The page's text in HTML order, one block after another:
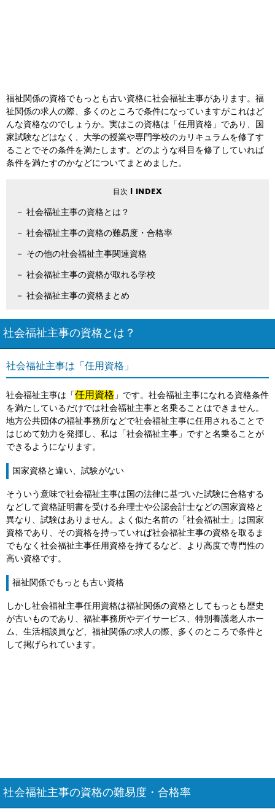
福祉関係の資格でもっとも古い資格に社会福祉主事があります。福
祉関係の求人の際、多くのところで条件になっていますがこれはど
んな資格なのでしょうか。実はこの資格は「任用資格」であり、国
家試験などはなく、大学の授業や専門学校のカリキュラムを修了す
ることでその条件を満たします。どのような科目を修了していれば
条件を満たすのかなどについてまとめました。
社会福祉主事の資格とは？
社会福祉主事の資格の難易度・合格率
その他の社会福祉主事関連資格
社会福祉主事の資格が取れる学校
社会福祉主事の資格まとめ
社会福祉主事の資格とは？
社会福祉主事は「任用資格」
社会福祉主事は「 任用資格 」です。社会福祉主事になれる資格条件
を満たしているだけでは社会福祉主事と名乗ることはできません。
地方公共団体の福祉事務所などで社会福祉主事に任用されることで
はじめて効力を発揮し、私は「社会福祉主事」ですと名乗ることが
できるようになります。
国家資格と違い、試験がない
そういう意味で社会福祉主事は国の法律に基づいた試験に合格する
などして資格証明書を受ける弁理士や公認会計士などの国家資格と
異なり、試験はありません。よく似た名前の「社会福祉士」は国家
資格であり、その資格を持っていれば社会福祉主事の資格を取るま
でもなく社会福祉主事任用資格を持てるなど、より高度で専門性の
高い資格です。
福祉関係でもっとも古い資格
しかし社会福祉主事任用資格は福祉関係の資格としてもっとも歴史
が古いものであり、福祉事務所やデイサービス、特別養護老人ホー
ム、生活相談員など、福祉関係の求人の際、多くのところで条件と
して掲げられています。
社会福祉主事の資格の難易度・合格率